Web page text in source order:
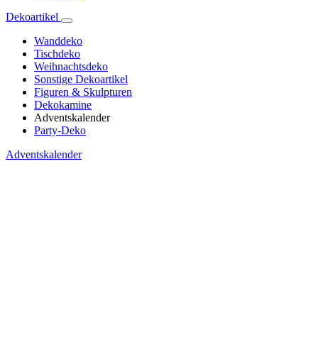
Dekoartikel
Wanddeko
Tischdeko
Weihnachtsdeko
Sonstige Dekoartikel
Figuren & Skulpturen
Dekokamine
Adventskalender
Party-Deko
Adventskalender